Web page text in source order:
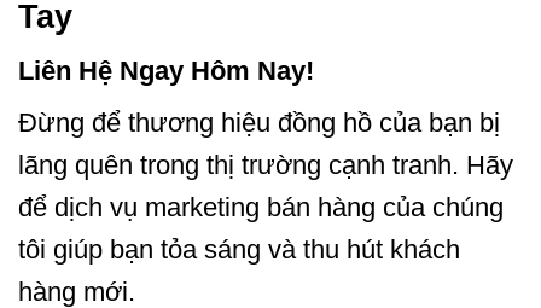
Tay
Liên Hệ Ngay Hôm Nay!
Đừng để thương hiệu đồng hồ của bạn bị
lãng quên trong thị trường cạnh tranh. Hãy
để dịch vụ marketing bán hàng của chúng
tôi giúp bạn tỏa sáng và thu hút khách
hàng mới.